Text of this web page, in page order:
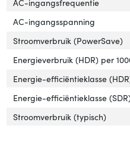
AC-ingangsfrequentie
AC-ingangsspanning
Stroomverbruik (PowerSave)
Energieverbruik (HDR) per
Energie-efficiëntieklasse
Energie-efficiëntieklasse
Stroomverbruik (typisch)